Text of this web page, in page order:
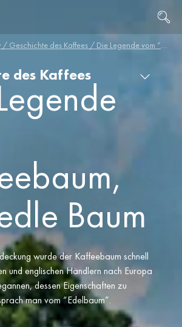
/ Geschichte des Kaffees / Die Legende vom “Edelbaum”
des Kaffees
Baum
wurde der Kaffeebaum schnell
und englischen Händlern nach Europa
dessen Eigenschaften zu
man vom “Edelbaum”.